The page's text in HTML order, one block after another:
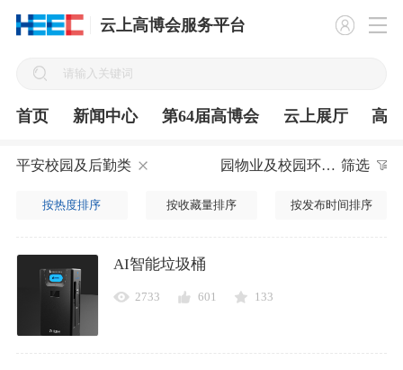
云上高博会服务平台
首页 新闻中心 第64届高博会 云上展厅 高
平安校园及后勤类 园物业及校园环境建设 筛选
按热度排序 按收藏量排序 按发布时间排序
AI智能垃圾桶
2733 601 133